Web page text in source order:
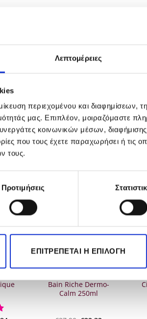
Λεπτομέρειες
περιεχομένου και διαφημίσεων,
μας. Επιπλέον, μοιραζόμαστε
κοινωνικών μέσων,
που τους έχετε παραχωρήσει ή τις
τους.
Προτιμήσεις
ΕΠΙΤΡΈΠΕΤΑΙ Η ΕΠΙΛΟΓΉ
shiny look
-20%
OUT OF STOCK
Bain Riche Dermo-
Calm 250ml
-20%